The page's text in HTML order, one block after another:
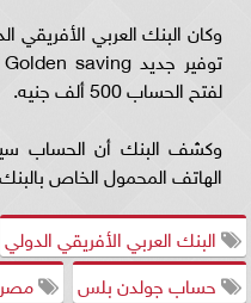
وكان البنك العربي
لفتح الحساب 500 ألف جنيه.
وكشف البنك أن الحساب
الهاتف المحمول الخاص بالبنك بداية من
البنك العربي الأفريقي الدولي
حساب جولدن بلس
مصر24